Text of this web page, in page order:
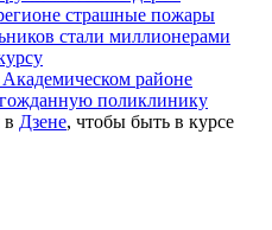
страшные пожары
стали миллионерами
районе
поликлинику
в Дзене, чтобы быть в курсе